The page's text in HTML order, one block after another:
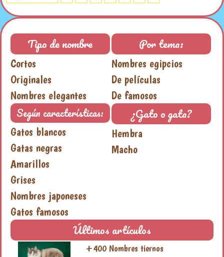
Tipo de nombre
Cortos
Originales
Nombres elegantes
Por tema:
Nombres egipcios
De películas
De famosos
Según características:
Gatos blancos
Gatas negras
Amarillos
Grises
Nombres japoneses
¿Gato o gata?
Hembra
Macho
Gatos famosos
Últimos artículos
+400 Nombres tiernos